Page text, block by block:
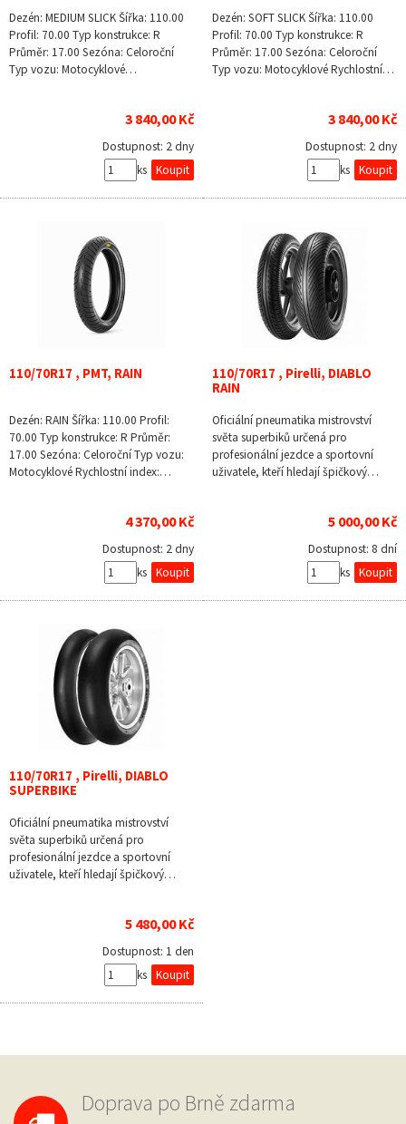
Dezén: MEDIUM SLICK Šířka: 110.00
Profil: 70.00 Typ konstrukce: R
Průměr: 17.00 Sezóna: Celoroční
Typ vozu: Motocyklové…
3 840,00 Kč
Dostupnost: 2 dny
ks
Dezén: SOFT SLICK Šířka: 110.00
Profil: 70.00 Typ konstrukce: R
Průměr: 17.00 Sezóna: Celoroční
Typ vozu: Motocyklové Rychlostní…
3 840,00 Kč
Dostupnost: 2 dny
ks
110/70R17 , PMT, RAIN
Dezén: RAIN Šířka: 110.00 Profil:
70.00 Typ konstrukce: R Průměr:
17.00 Sezóna: Celoroční Typ vozu:
Motocyklové Rychlostní index:…
4 370,00 Kč
Dostupnost: 2 dny
ks
110/70R17 , Pirelli, DIABLO
RAIN
Oficiální pneumatika mistrovství
světa superbiků určená pro
profesionální jezdce a sportovní
uživatele, kteří hledají špičkový…
5 000,00 Kč
Dostupnost: 8 dní
ks
110/70R17 , Pirelli, DIABLO
SUPERBIKE
Oficiální pneumatika mistrovství
světa superbiků určená pro
profesionální jezdce a sportovní
uživatele, kteří hledají špičkový…
5 480,00 Kč
Dostupnost: 1 den
ks
Doprava po Brně zdarma